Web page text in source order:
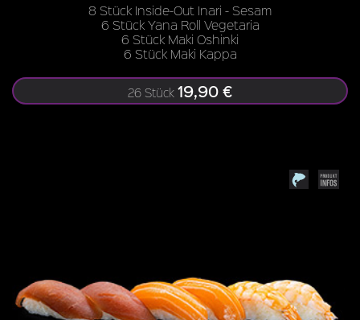
8 Stück Inside-Out Inari - Sesam
6 Stück Yana Roll Vegetaria
6 Stück Maki Oshinki
6 Stück Maki Kappa
26 Stück 19,90 €